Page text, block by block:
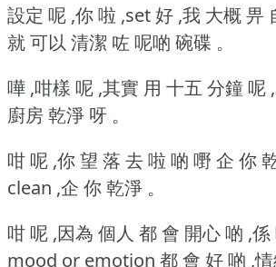
設定 呢 ,你 啦 ,set 好 ,我 大概 畀
就 可以 清潔 咗 呢啲 碗碟 。
嘩 ,咁樣 呢 ,其實 用 十五 分鐘 呢
廚房 乾淨 呀 。
咁 呢 ,你 望 落 去 啦 啲 嘢 企 你
clean ,企 你 乾淨 。
咁 呢 ,因為 個人 都 會 開心 啲 ,
mood or emotion 都 會 好 啲 ,